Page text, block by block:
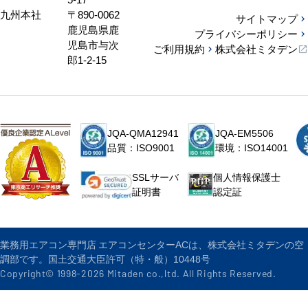
九州本社
〒890-0062
鹿児島県鹿
児島市与次
郎1-2-15
サイトマップ
プライバシーポリシー
ご利用規約
株式会社ミタデン
JQA-QMA12941
品質：ISO9001
JQA-EM5506
環境：ISO14001
SSLサーバ
証明書
個人情報保護士
認定証
業務用エアコン専門店 エアコンセンターACは、株式会社ミタデンの空
調部です。国土交通大臣許可（特・般）10448号
Copyright© 1998-2026 Mitaden co.,ltd. All Rights Reserved.